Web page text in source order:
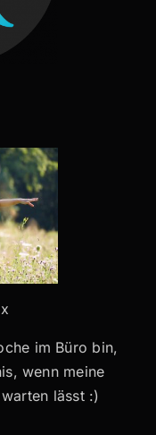
im Büro bin,
wenn meine
lässt :)